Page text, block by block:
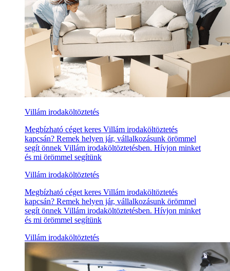
Villám irodaköltöztetés
Megbízható céget keres Villám irodaköltöztetés
kapcsán? Remek helyen jár, vállalkozásunk örömmel
segít önnek Villám irodaköltöztetésben. Hívjon minket
és mi örömmel segítünk
Villám irodaköltöztetés
Megbízható céget keres Villám irodaköltöztetés
kapcsán? Remek helyen jár, vállalkozásunk örömmel
segít önnek Villám irodaköltöztetésben. Hívjon minket
és mi örömmel segítünk
Villám irodaköltöztetés